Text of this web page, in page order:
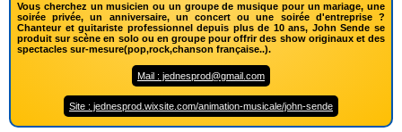
Vous cherchez un musicien ou un groupe de musique pour un mariage, une
soirée privée, un anniversaire, un concert ou une soirée d'entreprise ?
Chanteur et guitariste professionnel depuis plus de 10 ans, John Sende se
produit sur scène en solo ou en groupe pour offrir des show originaux et des
spectacles sur-mesure(pop,rock,chanson française..).
Mail : jednesprod@gmail.com
Site : jednesprod.wixsite.com/animation-musicale/john-sende